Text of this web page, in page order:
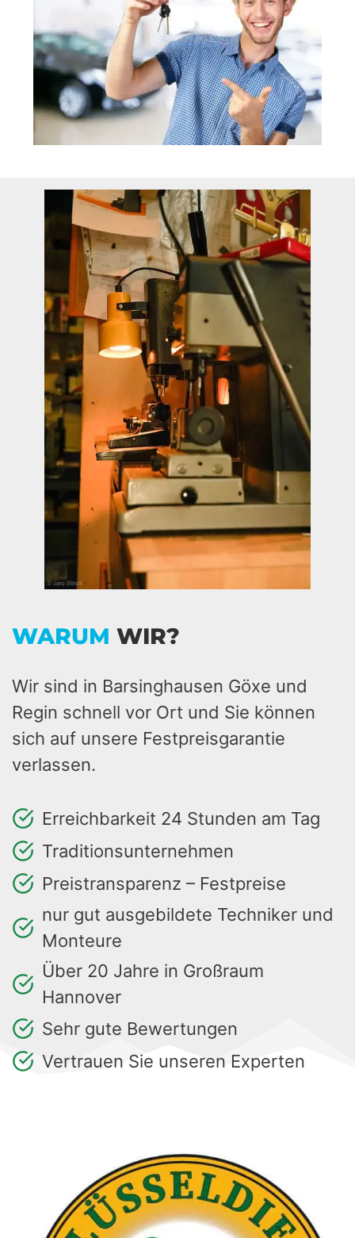
WARUM WIR?
Wir sind in Barsinghausen Göxe und
Regin schnell vor Ort und Sie können
sich auf unsere Festpreisgarantie
verlassen.
Erreichbarkeit 24 Stunden am Tag
Traditionsunternehmen
Preistransparenz – Festpreise
nur gut ausgebildete Techniker und
Monteure
Über 20 Jahre in Großraum
Hannover
Sehr gute Bewertungen
Vertrauen Sie unseren Experten